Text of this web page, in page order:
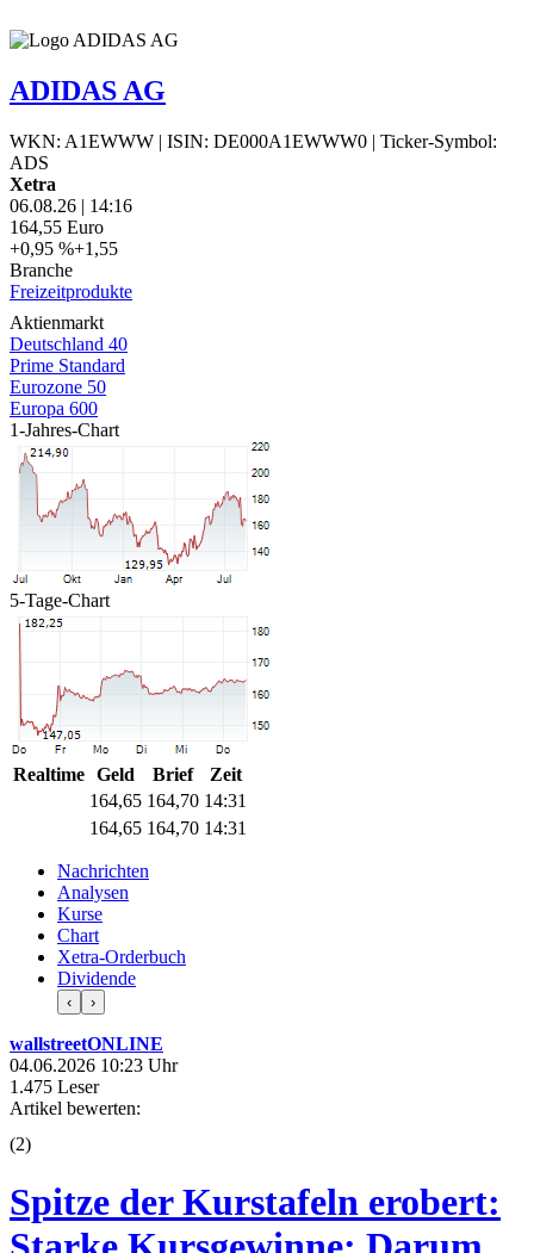
ADIDAS AG
WKN: A1EWWW | ISIN: DE000A1EWWW0 | Ticker-Symbol:
ADS
Xetra
06.08.26 | 14:16
164,55 Euro
+0,95 %+1,55
Branche
Freizeitprodukte
Aktienmarkt
Deutschland 40
Prime Standard
Eurozone 50
Europa 600
1-Jahres-Chart
5-Tage-Chart
Realtime Geld Brief
Zeit
164,65 164,70 14:31
164,65 164,70 14:31
Nachrichten
Analysen
Kurse
Chart
Xetra-Orderbuch
Dividende
‹ ›
wallstreetONLINE
04.06.2026 10:23 Uhr
1.475 Leser
Artikel bewerten:
(2)
Spitze der Kurstafeln erobert: